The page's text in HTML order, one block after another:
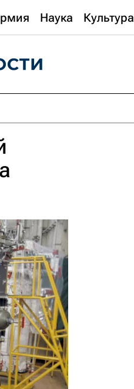
Наука Культура